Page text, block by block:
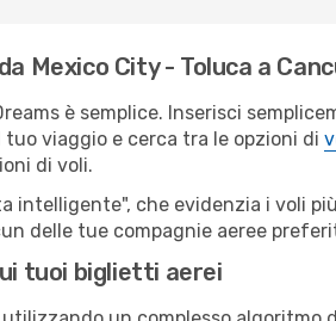
Mexico City - Toluca a
è semplice. Inserisci
viaggio e cerca tra le opzioni di
di voli.
intelligente", che evidenzia i voli
delle tue compagnie aeree
tuoi biglietti aerei